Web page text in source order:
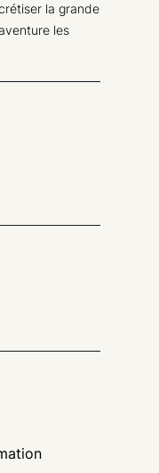
la grande
les